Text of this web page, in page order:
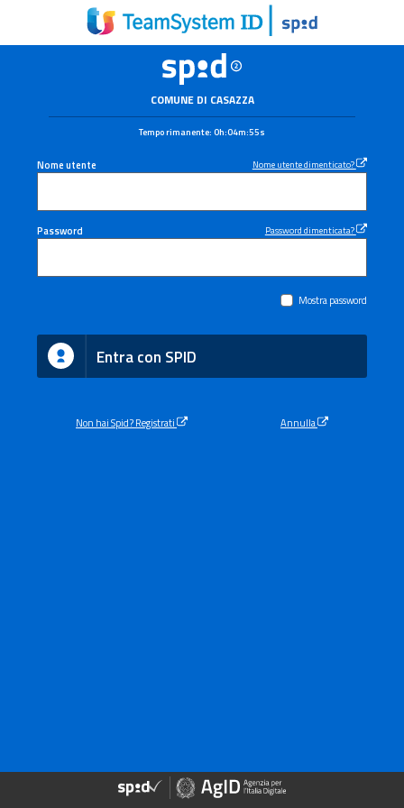
COMUNE DI CASAZZA
Tempo rimanente:0h:04m:55s
Nome utente Nome utente dimenticato?
Password Password dimenticata?
Mostra password
Entra con SPID
Non hai Spid? Registrati Annulla